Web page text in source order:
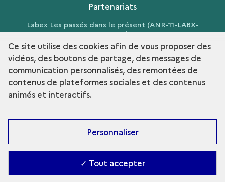
Partenariats
Labex Les passés dans le présent (ANR-11-LABX-
0026-01)
Découvrir la collection
Ce site utilise des cookies afin de vous proposer des
vidéos, des boutons de partage, des messages de
communication personnalisés, des remontées de
contenus de plateformes sociales et des contenus
animés et interactifs.
Personnaliser
✓ Tout accepter